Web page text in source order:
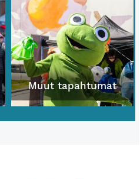
Muut tapahtumat